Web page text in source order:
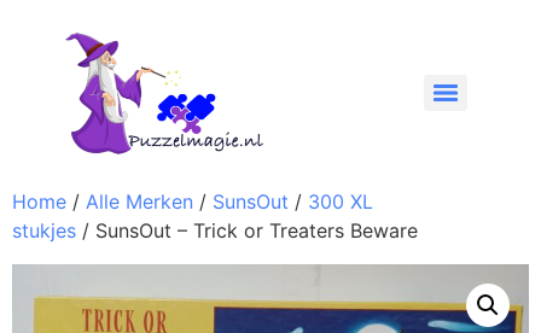
Home / Alle Merken / SunsOut / 300 XL
stukjes / SunsOut – Trick or Treaters Beware